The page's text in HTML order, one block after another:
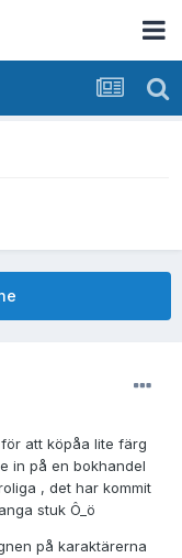
att köpåa lite färg
in på en bokhandel
, det har kommit
stuk Ô_ö
på karaktärerna